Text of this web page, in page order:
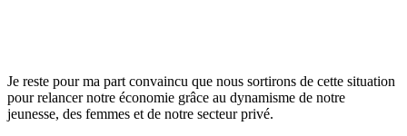
Je reste pour ma part convaincu que nous sortirons de cette situation
pour relancer notre économie grâce au dynamisme de notre
jeunesse, des femmes et de notre secteur privé.